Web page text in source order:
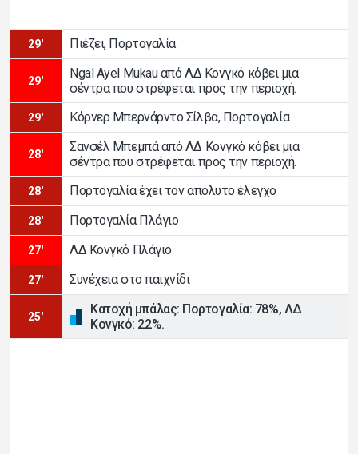
29' Πιέζει, Πορτογαλία
29'
Ngal Ayel Mukau από ΛΔ Κονγκό κόβει μια
σέντρα που στρέφεται προς την περιοχή.
29' Κόρνερ Μπερνάρντο Σίλβα, Πορτογαλία
28'
Σανσέλ Μπεμπά από ΛΔ Κονγκό κόβει μια
σέντρα που στρέφεται προς την περιοχή.
28' Πορτογαλία έχει τον απόλυτο έλεγχο
28' Πορτογαλία Πλάγιο
27' ΛΔ Κονγκό Πλάγιο
27' Συνέχεια στο παιχνίδι
25'
Κατοχή μπάλας: Πορτογαλία: 78%, ΛΔ
Κονγκό: 22%.